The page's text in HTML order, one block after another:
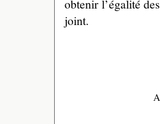
obtenir l’égalité
joint.